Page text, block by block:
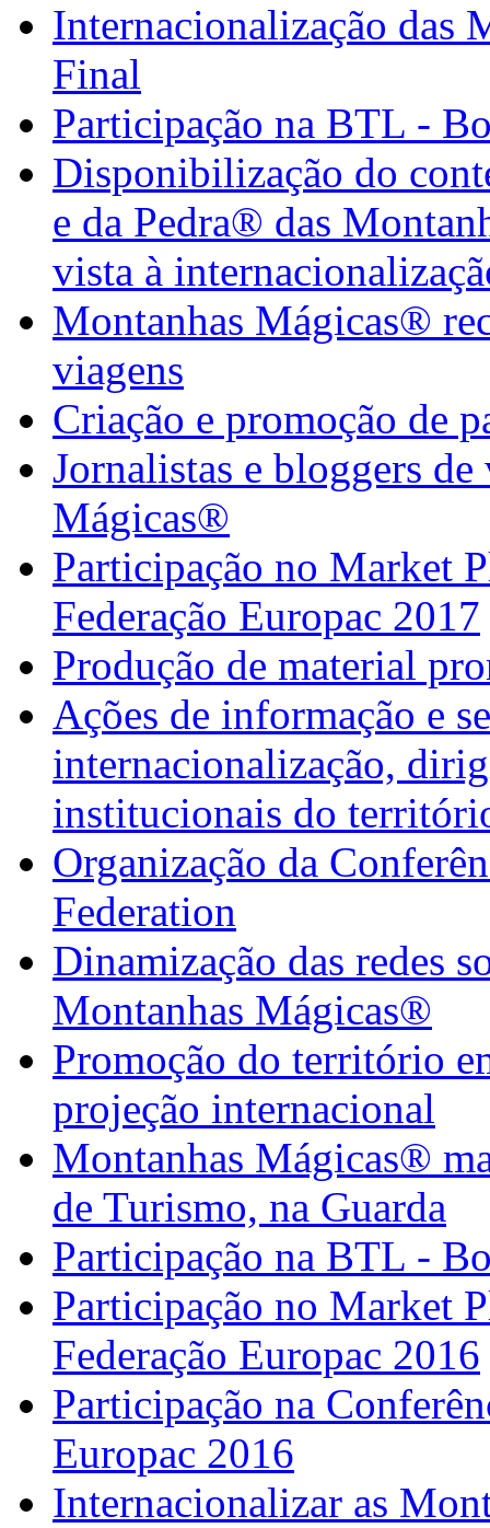
Internacionalização das
Final
Participação na BTL -
Disponibilização do
e da Pedra® das
vista à
Montanhas Mágicas®
viagens
Criação e promoção de
Jornalistas e bloggers
Mágicas®
Participação no Market
Federação Europac 2017
Produção de material
Ações de informação e
internacionalização,
institucionais do
Organização da
Federation
Dinamização das redes
Montanhas Mágicas®
Promoção do território
projeção internacional
Montanhas Mágicas®
de Turismo, na Guarda
Participação na BTL -
Participação no Market
Federação Europac 2016
Participação na
Europac 2016
Internacionalizar as